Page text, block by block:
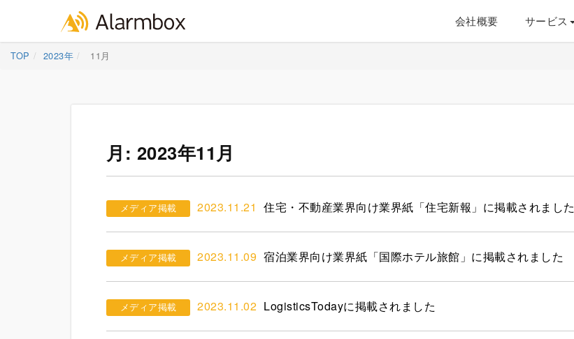
Skip
会社概要 サービス
TOP 2023年 11月
月: 2023年11月
メディア掲載 2023.11.21 住宅・不動産業界向け業界紙「住宅新報」に掲載されました
メディア掲載 2023.11.09 宿泊業界向け業界紙「国際ホテル旅館」に掲載されました
メディア掲載 2023.11.02 LogisticsTodayに掲載されました